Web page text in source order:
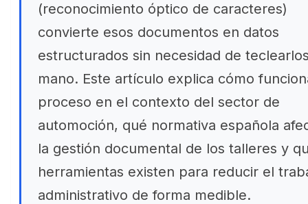
(reconocimiento óptico de caracteres)
convierte esos documentos en datos
estructurados sin necesidad de
mano. Este artículo explica cómo
proceso en el contexto del sector de
automoción, qué normativa española
la gestión documental de los talleres y
herramientas existen para reducir el
administrativo de forma medible.